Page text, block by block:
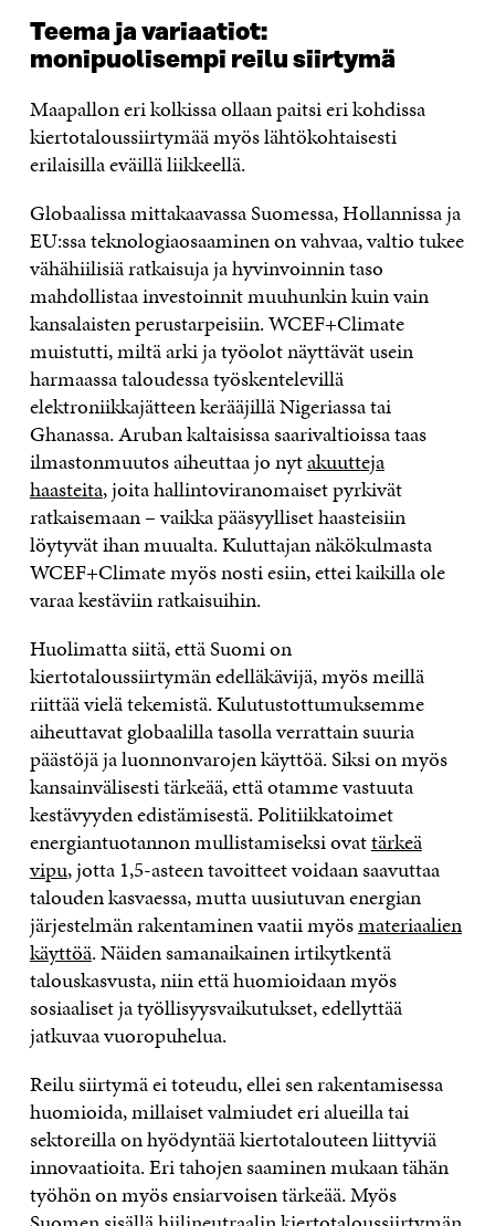
Teema ja variaatiot:
monipuolisempi reilu siirtymä
Maapallon eri kolkissa ollaan paitsi eri kohdissa
kiertotaloussiirtymää myös lähtökohtaisesti
erilaisilla eväillä liikkeellä.
Globaalissa mittakaavassa Suomessa, Hollannissa ja
EU:ssa teknologiaosaaminen on vahvaa, valtio tukee
vähähiilisiä ratkaisuja ja hyvinvoinnin taso
mahdollistaa investoinnit muuhunkin kuin vain
kansalaisten perustarpeisiin. WCEF+Climate
muistutti, miltä arki ja työolot näyttävät usein
harmaassa taloudessa työskentelevillä
elektroniikkajätteen kerääjillä Nigeriassa tai
Ghanassa. Aruban kaltaisissa saarivaltioissa taas
ilmastonmuutos aiheuttaa jo nytakuutteja
haasteita, joita hallintoviranomaiset pyrkivät
ratkaisemaan – vaikka pääsyylliset haasteisiin
löytyvät ihan muualta. Kuluttajan näkökulmasta
WCEF+Climate myös nosti esiin, ettei kaikilla ole
varaa kestäviin ratkaisuihin.
Huolimatta siitä, että Suomi on
kiertotaloussiirtymän edelläkävijä, myös meillä
riittää vielä tekemistä. Kulutustottumuksemme
aiheuttavat globaalilla tasolla verrattain suuria
päästöjä ja luonnonvarojen käyttöä. Siksi on myös
kansainvälisesti tärkeää, että otamme vastuuta
kestävyyden edistämisestä. Politiikkatoimet
energiantuotannon mullistamiseksi ovattärkeä
vipu, jotta 1,5-asteen tavoitteet voidaan saavuttaa
talouden kasvaessa, mutta uusiutuvan energian
järjestelmän rakentaminen vaatii myösmateriaalien
käyttöä. Näiden samanaikainen irtikytkentä
talouskasvusta, niin että huomioidaan myös
sosiaaliset ja työllisyysvaikutukset, edellyttää
jatkuvaa vuoropuhelua.
Reilu siirtymä ei toteudu, ellei sen rakentamisessa
huomioida, millaiset valmiudet eri alueilla tai
sektoreilla on hyödyntää kiertotalouteen liittyviä
innovaatioita. Eri tahojen saaminen mukaan tähän
työhön on myös ensiarvoisen tärkeää. Myös